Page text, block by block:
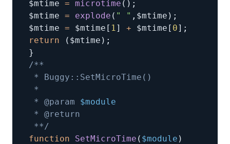
$mtime = microtime ( ) ;
$mtime = explode ( " " , $mtime ) ;
$mtime = $mtime [ 1 ] + $mtime [ 0] ;
return
( $mtime ) ;
}
* @param $module
**/
function
SetMicroTime ( $module )